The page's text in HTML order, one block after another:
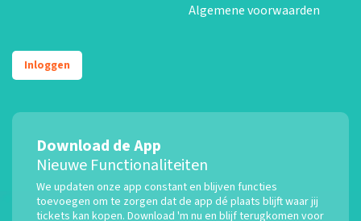
Algemene voorwaarden
Inloggen
Download de App
Nieuwe Functionaliteiten
We updaten onze app constant en blijven functies
toevoegen om te zorgen dat de app dé plaats blijft waar jij
tickets kan kopen. Download 'm nu en blijf terugkomen voor